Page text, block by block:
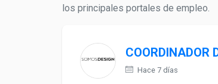
los principales portales de empleo.
COORDINADOR
Hace 7 días